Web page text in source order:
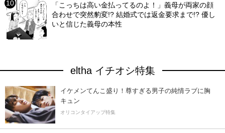
「こっちは高い金払ってるのよ！」義母が両家の顔
合わせで突然豹変!? 結婚式では返金要求まで!? 優し
いと信じた義母の本性
eltha イチオシ特集
イケメンてんこ盛り！尊すぎる男子の純情ラブに胸
キュン
オリコンタイアップ特集